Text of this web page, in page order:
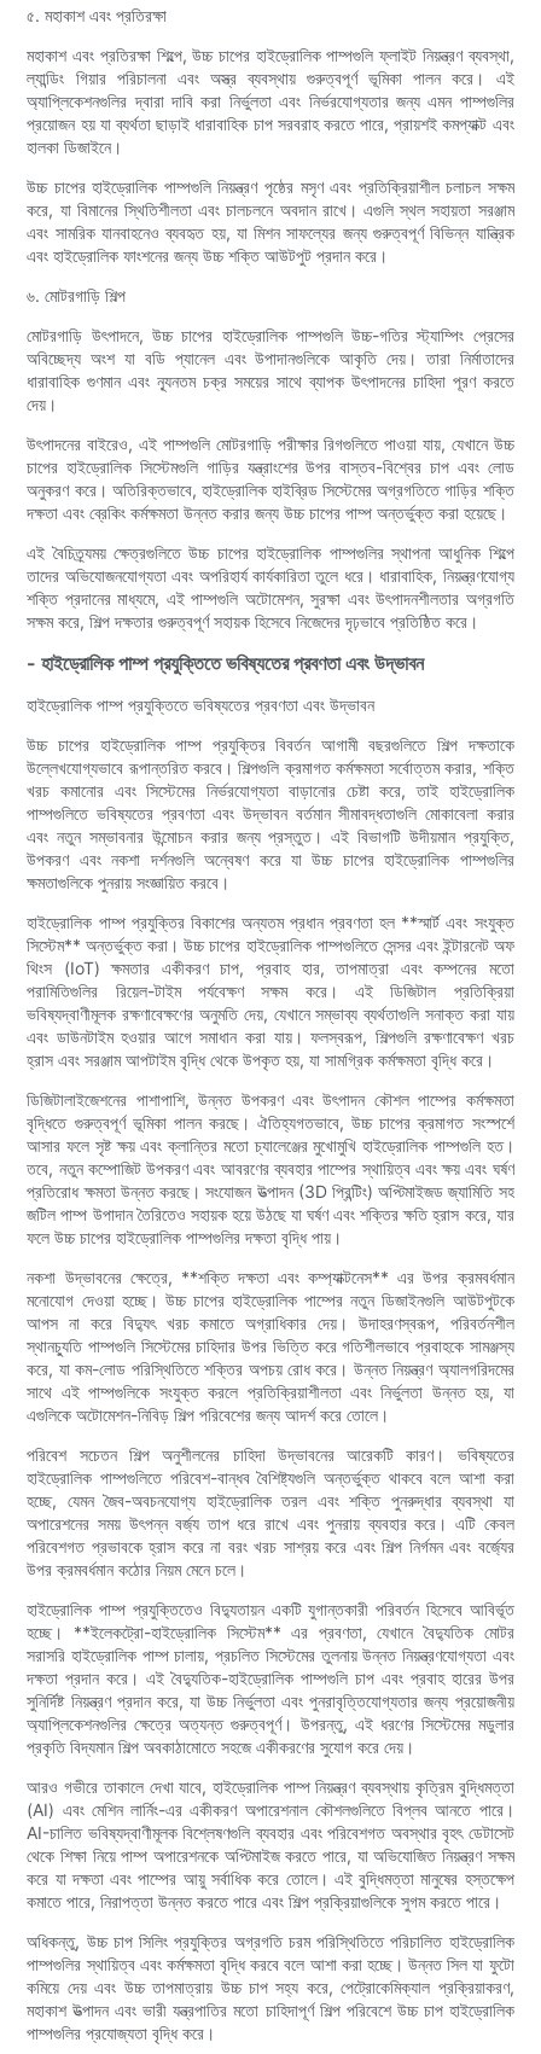
৫. মহাকাশ এবং প্রতিরক্ষা
মহাকাশ এবং প্রতিরক্ষা শিল্পে, উচ্চ চাপের হাইড্রোলিক পাম্পগুলি ফ্লাইট নিয়ন্ত্রণ ব্যবস্থা,
ল্যান্ডিং গিয়ার পরিচালনা এবং অস্ত্র ব্যবস্থায় গুরুত্বপূর্ণ ভূমিকা পালন করে। এই
অ্যাপ্লিকেশনগুলির দ্বারা দাবি করা নির্ভুলতা এবং নির্ভরযোগ্যতার জন্য এমন পাম্পগুলির
প্রয়োজন হয় যা ব্যর্থতা ছাড়াই ধারাবাহিক চাপ সরবরাহ করতে পারে, প্রায়শই কমপ্যাক্ট এবং
হালকা ডিজাইনে।
উচ্চ চাপের হাইড্রোলিক পাম্পগুলি নিয়ন্ত্রণ পৃষ্ঠের মসৃণ এবং প্রতিক্রিয়াশীল চলাচল সক্ষম
করে, যা বিমানের স্থিতিশীলতা এবং চালচলনে অবদান রাখে। এগুলি স্থল সহায়তা সরঞ্জাম
এবং সামরিক যানবাহনেও ব্যবহৃত হয়, যা মিশন সাফল্যের জন্য গুরুত্বপূর্ণ বিভিন্ন যান্ত্রিক
এবং হাইড্রোলিক ফাংশনের জন্য উচ্চ শক্তি আউটপুট প্রদান করে।
৬. মোটরগাড়ি শিল্প
মোটরগাড়ি উৎপাদনে, উচ্চ চাপের হাইড্রোলিক পাম্পগুলি উচ্চ-গতির স্ট্যাম্পিং প্রেসের
অবিচ্ছেদ্য অংশ যা বডি প্যানেল এবং উপাদানগুলিকে আকৃতি দেয়। তারা নির্মাতাদের
ধারাবাহিক গুণমান এবং ন্যূনতম চক্র সময়ের সাথে ব্যাপক উৎপাদনের চাহিদা পূরণ করতে
দেয়।
উৎপাদনের বাইরেও, এই পাম্পগুলি মোটরগাড়ি পরীক্ষার রিগগুলিতে পাওয়া যায়, যেখানে উচ্চ
চাপের হাইড্রোলিক সিস্টেমগুলি গাড়ির যন্ত্রাংশের উপর বাস্তব-বিশ্বের চাপ এবং লোড
অনুকরণ করে। অতিরিক্তভাবে, হাইড্রোলিক হাইব্রিড সিস্টেমের অগ্রগতিতে গাড়ির শক্তি
দক্ষতা এবং ব্রেকিং কর্মক্ষমতা উন্নত করার জন্য উচ্চ চাপের পাম্প অন্তর্ভুক্ত করা হয়েছে।
এই বৈচিত্র্যময় ক্ষেত্রগুলিতে উচ্চ চাপের হাইড্রোলিক পাম্পগুলির স্থাপনা আধুনিক শিল্পে
তাদের অভিযোজনযোগ্যতা এবং অপরিহার্য কার্যকারিতা তুলে ধরে। ধারাবাহিক, নিয়ন্ত্রণযোগ্য
শক্তি প্রদানের মাধ্যমে, এই পাম্পগুলি অটোমেশন, সুরক্ষা এবং উৎপাদনশীলতার অগ্রগতি
সক্ষম করে, শিল্প দক্ষতার গুরুত্বপূর্ণ সহায়ক হিসেবে নিজেদের দৃঢ়ভাবে প্রতিষ্ঠিত করে।
- হাইড্রোলিক পাম্প প্রযুক্তিতে ভবিষ্যতের প্রবণতা এবং উদ্ভাবন
হাইড্রোলিক পাম্প প্রযুক্তিতে ভবিষ্যতের প্রবণতা এবং উদ্ভাবন
উচ্চ চাপের হাইড্রোলিক পাম্প প্রযুক্তির বিবর্তন আগামী বছরগুলিতে শিল্প দক্ষতাকে
উল্লেখযোগ্যভাবে রূপান্তরিত করবে। শিল্পগুলি ক্রমাগত কর্মক্ষমতা সর্বোত্তম করার, শক্তি
খরচ কমানোর এবং সিস্টেমের নির্ভরযোগ্যতা বাড়ানোর চেষ্টা করে, তাই হাইড্রোলিক
পাম্পগুলিতে ভবিষ্যতের প্রবণতা এবং উদ্ভাবন বর্তমান সীমাবদ্ধতাগুলি মোকাবেলা করার
এবং নতুন সম্ভাবনার উন্মোচন করার জন্য প্রস্তুত। এই বিভাগটি উদীয়মান প্রযুক্তি,
উপকরণ এবং নকশা দর্শনগুলি অন্বেষণ করে যা উচ্চ চাপের হাইড্রোলিক পাম্পগুলির
ক্ষমতাগুলিকে পুনরায় সংজ্ঞায়িত করবে।
হাইড্রোলিক পাম্প প্রযুক্তির বিকাশের অন্যতম প্রধান প্রবণতা হল **স্মার্ট এবং সংযুক্ত
সিস্টেম** অন্তর্ভুক্ত করা। উচ্চ চাপের হাইড্রোলিক পাম্পগুলিতে সেন্সর এবং ইন্টারনেট অফ
থিংস (IoT) ক্ষমতার একীকরণ চাপ, প্রবাহ হার, তাপমাত্রা এবং কম্পনের মতো
পরামিতিগুলির রিয়েল-টাইম পর্যবেক্ষণ সক্ষম করে। এই ডিজিটাল প্রতিক্রিয়া
ভবিষ্যদ্বাণীমূলক রক্ষণাবেক্ষণের অনুমতি দেয়, যেখানে সম্ভাব্য ব্যর্থতাগুলি সনাক্ত করা যায়
এবং ডাউনটাইম হওয়ার আগে সমাধান করা যায়। ফলস্বরূপ, শিল্পগুলি রক্ষণাবেক্ষণ খরচ
হ্রাস এবং সরঞ্জাম আপটাইম বৃদ্ধি থেকে উপকৃত হয়, যা সামগ্রিক কর্মক্ষমতা বৃদ্ধি করে।
ডিজিটালাইজেশনের পাশাপাশি, উন্নত উপকরণ এবং উৎপাদন কৌশল পাম্পের কর্মক্ষমতা
বৃদ্ধিতে গুরুত্বপূর্ণ ভূমিকা পালন করছে। ঐতিহ্যগতভাবে, উচ্চ চাপের ক্রমাগত সংস্পর্শে
আসার ফলে সৃষ্ট ক্ষয় এবং ক্লান্তির মতো চ্যালেঞ্জের মুখোমুখি হাইড্রোলিক পাম্পগুলি হত।
তবে, নতুন কম্পোজিট উপকরণ এবং আবরণের ব্যবহার পাম্পের স্থায়িত্ব এবং ক্ষয় এবং ঘর্ষণ
প্রতিরোধ ক্ষমতা উন্নত করছে। সংযোজন উত্পাদন (3D প্রিন্টিং) অপ্টিমাইজড জ্যামিতি সহ
জটিল পাম্প উপাদান তৈরিতেও সহায়ক হয়ে উঠছে যা ঘর্ষণ এবং শক্তির ক্ষতি হ্রাস করে, যার
ফলে উচ্চ চাপের হাইড্রোলিক পাম্পগুলির দক্ষতা বৃদ্ধি পায়।
নকশা উদ্ভাবনের ক্ষেত্রে, **শক্তি দক্ষতা এবং কম্প্যাক্টনেস** এর উপর ক্রমবর্ধমান
মনোযোগ দেওয়া হচ্ছে। উচ্চ চাপের হাইড্রোলিক পাম্পের নতুন ডিজাইনগুলি আউটপুটকে
আপস না করে বিদ্যুৎ খরচ কমাতে অগ্রাধিকার দেয়। উদাহরণস্বরূপ, পরিবর্তনশীল
স্থানচ্যুতি পাম্পগুলি সিস্টেমের চাহিদার উপর ভিত্তি করে গতিশীলভাবে প্রবাহকে সামঞ্জস্য
করে, যা কম-লোড পরিস্থিতিতে শক্তির অপচয় রোধ করে। উন্নত নিয়ন্ত্রণ অ্যালগরিদমের
সাথে এই পাম্পগুলিকে সংযুক্ত করলে প্রতিক্রিয়াশীলতা এবং নির্ভুলতা উন্নত হয়, যা
এগুলিকে অটোমেশন-নিবিড় শিল্প পরিবেশের জন্য আদর্শ করে তোলে।
পরিবেশ সচেতন শিল্প অনুশীলনের চাহিদা উদ্ভাবনের আরেকটি কারণ। ভবিষ্যতের
হাইড্রোলিক পাম্পগুলিতে পরিবেশ-বান্ধব বৈশিষ্ট্যগুলি অন্তর্ভুক্ত থাকবে বলে আশা করা
হচ্ছে, যেমন জৈব-অবচনযোগ্য হাইড্রোলিক তরল এবং শক্তি পুনরুদ্ধার ব্যবস্থা যা
অপারেশনের সময় উৎপন্ন বর্জ্য তাপ ধরে রাখে এবং পুনরায় ব্যবহার করে। এটি কেবল
পরিবেশগত প্রভাবকে হ্রাস করে না বরং খরচ সাশ্রয় করে এবং শিল্প নির্গমন এবং বর্জ্যের
উপর ক্রমবর্ধমান কঠোর নিয়ম মেনে চলে।
হাইড্রোলিক পাম্প প্রযুক্তিতেও বিদ্যুতায়ন একটি যুগান্তকারী পরিবর্তন হিসেবে আবির্ভূত
হচ্ছে। **ইলেকট্রো-হাইড্রোলিক সিস্টেম** এর প্রবণতা, যেখানে বৈদ্যুতিক মোটর
সরাসরি হাইড্রোলিক পাম্প চালায়, প্রচলিত সিস্টেমের তুলনায় উন্নত নিয়ন্ত্রণযোগ্যতা এবং
দক্ষতা প্রদান করে। এই বৈদ্যুতিক-হাইড্রোলিক পাম্পগুলি চাপ এবং প্রবাহ হারের উপর
সুনির্দিষ্ট নিয়ন্ত্রণ প্রদান করে, যা উচ্চ নির্ভুলতা এবং পুনরাবৃত্তিযোগ্যতার জন্য প্রয়োজনীয়
অ্যাপ্লিকেশনগুলির ক্ষেত্রে অত্যন্ত গুরুত্বপূর্ণ। উপরন্তু, এই ধরণের সিস্টেমের মডুলার
প্রকৃতি বিদ্যমান শিল্প অবকাঠামোতে সহজে একীকরণের সুযোগ করে দেয়।
আরও গভীরে তাকালে দেখা যাবে, হাইড্রোলিক পাম্প নিয়ন্ত্রণ ব্যবস্থায় কৃত্রিম বুদ্ধিমত্তা
(AI) এবং মেশিন লার্নিং-এর একীকরণ অপারেশনাল কৌশলগুলিতে বিপ্লব আনতে পারে।
AI-চালিত ভবিষ্যদ্বাণীমূলক বিশ্লেষণগুলি ব্যবহার এবং পরিবেশগত অবস্থার বৃহৎ ডেটাসেট
থেকে শিক্ষা নিয়ে পাম্প অপারেশনকে অপ্টিমাইজ করতে পারে, যা অভিযোজিত নিয়ন্ত্রণ সক্ষম
করে যা দক্ষতা এবং পাম্পের আয়ু সর্বাধিক করে তোলে। এই বুদ্ধিমত্তা মানুষের হস্তক্ষেপ
কমাতে পারে, নিরাপত্তা উন্নত করতে পারে এবং শিল্প প্রক্রিয়াগুলিকে সুগম করতে পারে।
অধিকন্তু, উচ্চ চাপ সিলিং প্রযুক্তির অগ্রগতি চরম পরিস্থিতিতে পরিচালিত হাইড্রোলিক
পাম্পগুলির স্থায়িত্ব এবং কর্মক্ষমতা বৃদ্ধি করবে বলে আশা করা হচ্ছে। উন্নত সিল যা ফুটো
কমিয়ে দেয় এবং উচ্চ তাপমাত্রায় উচ্চ চাপ সহ্য করে, পেট্রোকেমিক্যাল প্রক্রিয়াকরণ,
মহাকাশ উত্পাদন এবং ভারী যন্ত্রপাতির মতো চাহিদাপূর্ণ শিল্প পরিবেশে উচ্চ চাপ হাইড্রোলিক
পাম্পগুলির প্রযোজ্যতা বৃদ্ধি করে।